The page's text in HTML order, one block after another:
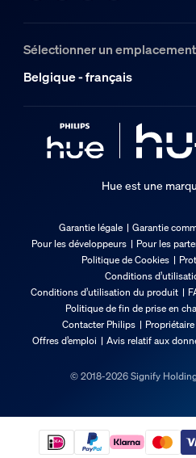
Sélectionner un emplacement
Belgique - français
Hue est une
Garantie légale Garantie
Pour les développeurs
Pour les
Politique de Cookies
Conditions
Conditions d’utilisation du produit
Politique de fin de prise en
Contacter Philips
Offres d’emploi
Avis relatif aux
© 2018-2026 Signify